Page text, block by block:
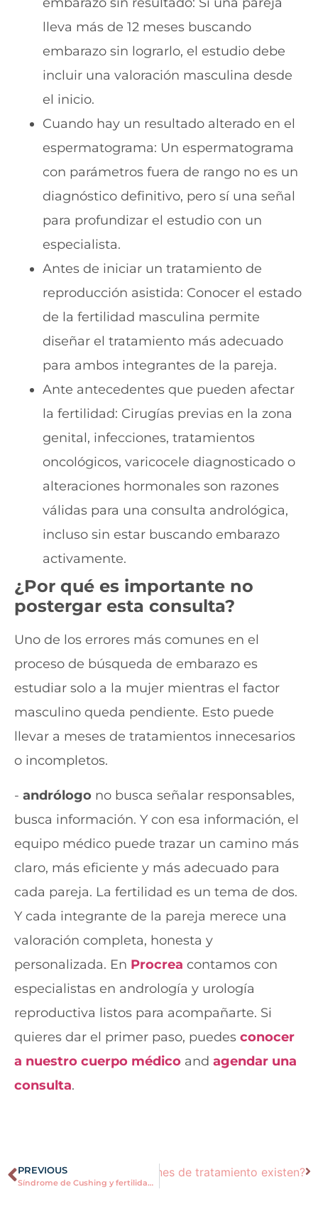
lleva más de 12 meses buscando
embarazo sin lograrlo, el estudio debe
incluir una valoración masculina desde
el inicio.
Cuando hay un resultado alterado en el
espermatograma: Un espermatograma
con parámetros fuera de rango no es un
diagnóstico definitivo, pero sí una señal
para profundizar el estudio con un
especialista.
Antes de iniciar un tratamiento de
reproducción asistida: Conocer el estado
de la fertilidad masculina permite
diseñar el tratamiento más adecuado
para ambos integrantes de la pareja.
Ante antecedentes que pueden afectar
la fertilidad: Cirugías previas en la zona
genital, infecciones, tratamientos
oncológicos, varicocele diagnosticado o
alteraciones hormonales son razones
válidas para una consulta andrológica,
incluso sin estar buscando embarazo
activamente.
¿Por qué es importante no
postergar esta consulta?
Uno de los errores más comunes en el
proceso de búsqueda de embarazo es
estudiar solo a la mujer mientras el factor
masculino queda pendiente. Esto puede
llevar a meses de tratamientos innecesarios
o incompletos.
- andrólogo no busca señalar responsables,
busca información. Y con esa información, el
equipo médico puede trazar un camino más
claro, más eficiente y más adecuado para
cada pareja. La fertilidad es un tema de dos.
Y cada integrante de la pareja merece una
valoración completa, honesta y
personalizada. En Procrea contamos con
especialistas en andrología y urología
reproductiva listos para acompañarte. Si
quieres dar el primer paso, puedes conocer
a nuestro cuerpo médico and agendar una
consulta.
PREVIOUS
Síndrome de Cushing y fertilidad: una relación que pocos conocen
ovárica baja: ¿qué opciones de tratamiento existen?